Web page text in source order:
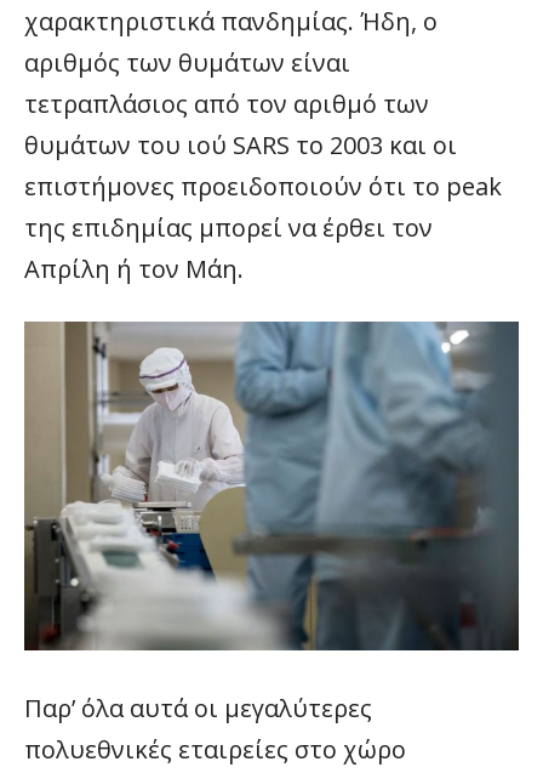
χαρακτηριστικά πανδημίας. Ήδη, ο
αριθμός των θυμάτων είναι
τετραπλάσιος από τον αριθμό των
θυμάτων του ιού SARS το 2003 και οι
επιστήμονες προειδοποιούν ότι το peak
της επιδημίας μπορεί να έρθει τον
Απρίλη ή τον Μάη.
Παρ’ όλα αυτά οι μεγαλύτερες
πολυεθνικές εταιρείες στο χώρο